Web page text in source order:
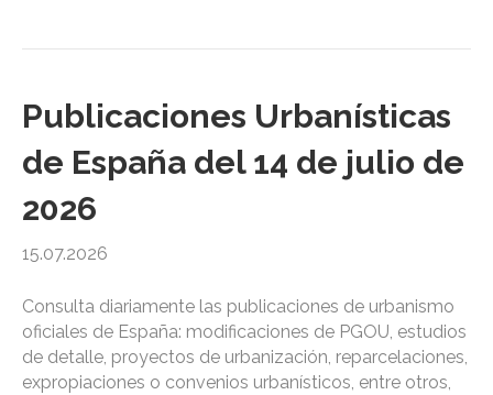
Publicaciones Urbanísticas
de España del 14 de julio de
2026
15.07.2026
Consulta diariamente las publicaciones de urbanismo
oficiales de España: modificaciones de PGOU, estudios
de detalle, proyectos de urbanización, reparcelaciones,
expropiaciones o convenios urbanísticos, entre otros,